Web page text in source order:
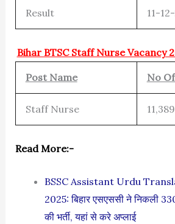
Result 11-
Bihar BTSC Staff Nurse Vacancy
Post Name No
Staff Nurse 11,389
Read More:-
BSSC Assistant Urdu
2025: बिहार एसएससी ने निकली
की भर्ती, यहां से करे अप्लाई